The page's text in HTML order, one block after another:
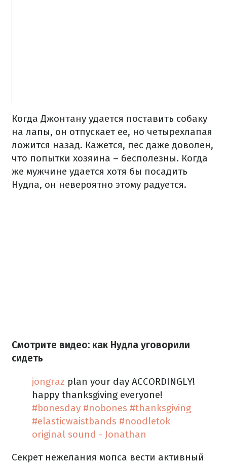
Когда Джонтану удается поставить собаку
на лапы, он отпускает ее, но четырехлапая
ложится назад. Кажется, пес даже доволен,
что попытки хозяина – бесполезны. Когда
же мужчине удается хотя бы посадить
Нудла, он невероятно этому радуется.
Смотрите видео: как Нудла уговорили
сидеть
jongraz plan your day ACCORDINGLY!
happy thanksgiving everyone!
#bonesday #nobones #thanksgiving
#elasticwaistbands #noodletok
original sound - Jonathan
Секрет нежелания мопса вести активный